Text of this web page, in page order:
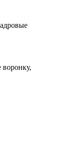
воронку,